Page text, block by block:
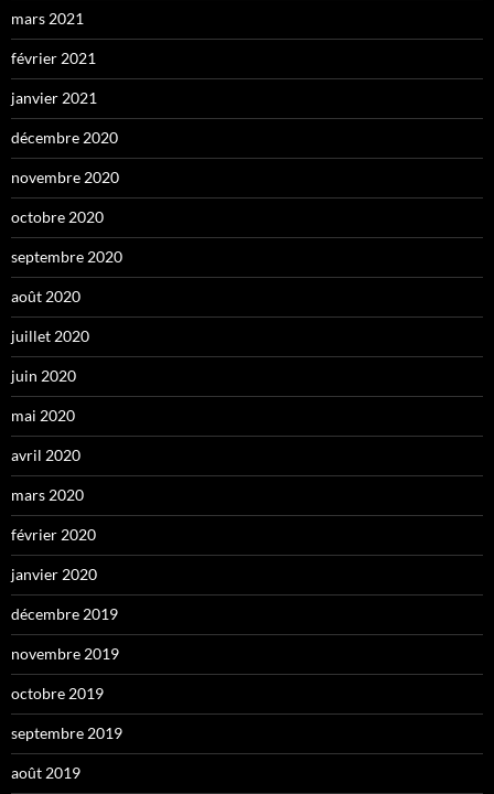
mars 2021
février 2021
janvier 2021
décembre 2020
novembre 2020
octobre 2020
septembre 2020
août 2020
juillet 2020
juin 2020
mai 2020
avril 2020
mars 2020
février 2020
janvier 2020
décembre 2019
novembre 2019
octobre 2019
septembre 2019
août 2019